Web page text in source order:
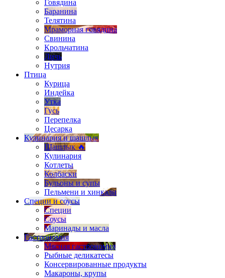
Говядина
Баранина
Телятина
Мраморная говядина
Свинина
Крольчатина
Дичь
Нутрия
Птица
Курица
Индейка
Утка
Гусь
Перепелка
Цесарка
Кулинария и шашлык
Шашлык 🔥
Кулинария
Котлеты
Колбаски
Бульоны и супы
Пельмени и хинкали
Специи и соусы
Специи
Соусы
Маринады и масла
Гастрономия
Мясная гастрономия
Рыбные деликатесы
Консервированные продукты
Макароны, крупы